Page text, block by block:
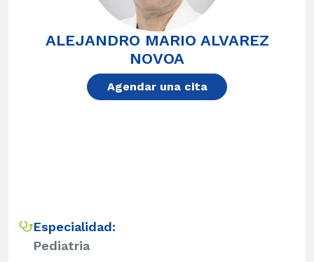
ALEJANDRO MARIO ALVAREZ
NOVOA
Agendar una cita
Especialidad:
Pediatria